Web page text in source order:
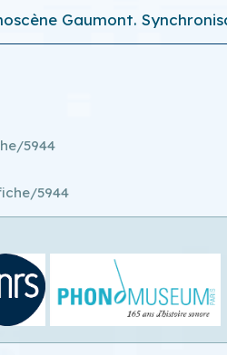
Gaumont.
5944
5944